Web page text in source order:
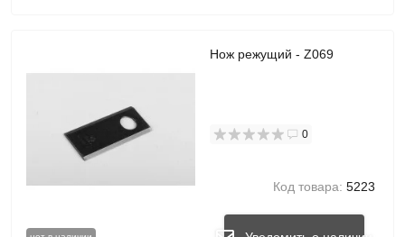
Нож режущий - Z069
0
Код товара: 5223